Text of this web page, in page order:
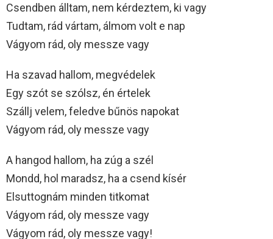
Csendben álltam, nem kérdeztem, ki vagy
Tudtam, rád vártam, álmom volt e nap
Vágyom rád, oly messze vagy
Ha szavad hallom, megvédelek
Egy szót se szólsz, én értelek
Szállj velem, feledve bűnös napokat
Vágyom rád, oly messze vagy
A hangod hallom, ha zúg a szél
Mondd, hol maradsz, ha a csend kísér
Elsuttognám minden titkomat
Vágyom rád, oly messze vagy
Vágyom rád, oly messze vagy!